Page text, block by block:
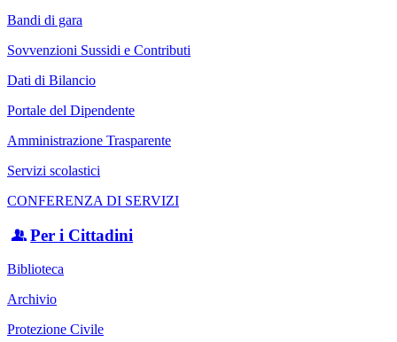
Bandi di gara
Sovvenzioni Sussidi e Contributi
Dati di Bilancio
Portale del Dipendente
Amministrazione Trasparente
Servizi scolastici
CONFERENZA DI SERVIZI
Per i Cittadini
Biblioteca
Archivio
Protezione Civile